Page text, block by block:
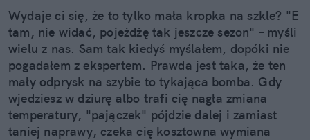
Wydaje ci się, że to tylko mała kropka na szkle? "E
tam, nie widać, pojeżdżę tak jeszcze sezon" – myśli
wielu z nas. Sam tak kiedyś myślałem, dopóki nie
pogadałem z ekspertem. Prawda jest taka, że ten
mały odprysk na szybie to tykająca bomba. Gdy
wjedziesz w dziurę albo trafi cię nagła zmiana
temperatury, "pajączek" pójdzie dalej i zamiast
taniej naprawy, czeka cię kosztowna wymiana